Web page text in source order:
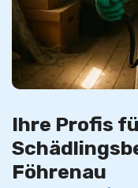
Ihre Profis
Föhrenau